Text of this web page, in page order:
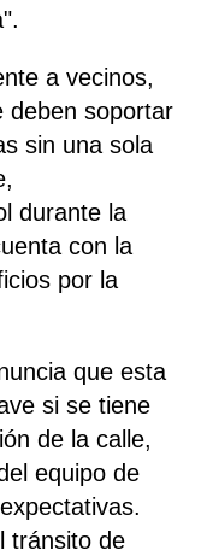
a vecinos,
deben soportar
sin una sola
durante la
con la
por la
que esta
si se tiene
de la calle,
equipo de
tránsito de